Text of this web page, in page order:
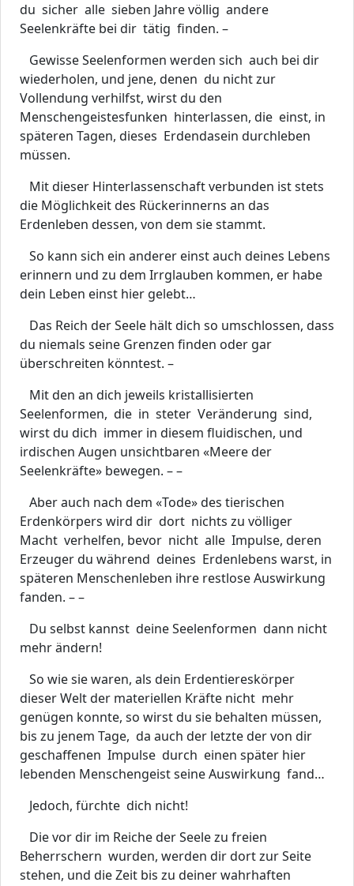
du sicher alle sieben Jahre völlig andere
Seelenkräfte bei dir tätig finden. –
Gewisse Seelenformen werden sich auch bei dir
wiederholen, und jene, denen du nicht zur
Vollendung verhilfst, wirst du den
Menschengeistesfunken hinterlassen, die einst, in
späteren Tagen, dieses Erdendasein durchleben
müssen.
Mit dieser Hinterlassenschaft verbunden ist stets
die Möglichkeit des Rückerinnerns an das
Erdenleben dessen, von dem sie stammt.
So kann sich ein anderer einst auch deines Lebens
erinnern und zu dem Irrglauben kommen, er habe
dein Leben einst hier gelebt…
Das Reich der Seele hält dich so umschlossen, dass
du niemals seine Grenzen finden oder gar
überschreiten könntest. –
Mit den an dich jeweils kristallisierten
Seelenformen, die in steter Veränderung sind,
wirst du dich immer in diesem fluidischen, und
irdischen Augen unsichtbaren «Meere der
Seelenkräfte» bewegen. – –
Aber auch nach dem «Tode» des tierischen
Erdenkörpers wird dir dort nichts zu völliger
Macht verhelfen, bevor nicht alle Impulse, deren
Erzeuger du während deines Erdenlebens warst, in
späteren Menschenleben ihre restlose Auswirkung
fanden. – –
Du selbst kannst deine Seelenformen dann nicht
mehr ändern!
So wie sie waren, als dein Erdentiereskörper
dieser Welt der materiellen Kräfte nicht mehr
genügen konnte, so wirst du sie behalten müssen,
bis zu jenem Tage, da auch der letzte der von dir
geschaffenen Impulse durch einen später hier
lebenden Menschengeist seine Auswirkung fand…
Jedoch, fürchte dich nicht!
Die vor dir im Reiche der Seele zu freien
Beherrschern wurden, werden dir dort zur Seite
stehen, und die Zeit bis zu deiner wahrhaften